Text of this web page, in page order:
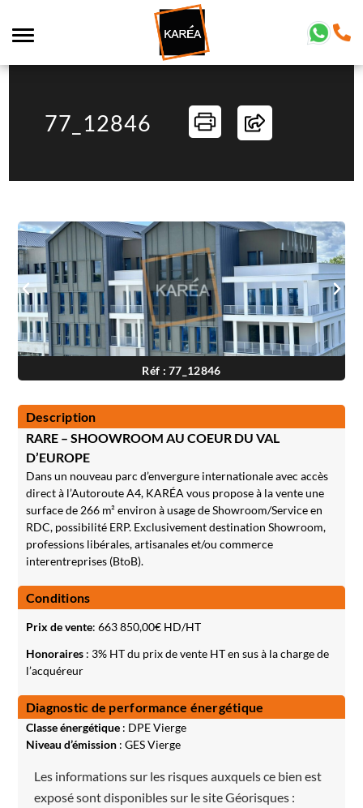
77_12846
Réf : 77_12846
Description
RARE – SHOOWROOM AU COEUR DU VAL
D’EUROPE
Dans un nouveau parc d’envergure internationale avec accès
direct à l’Autoroute A4, KARÉA vous propose à la vente une
surface de 266 m² environ à usage de Showroom/Service en
RDC, possibilité ERP. Exclusivement destination Showroom,
professions libérales, artisanales et/ou commerce
interentreprises (BtoB).
Conditions
Prix de vente: 663 850,00€ HD/HT
Honoraires: 3% HT du prix de vente HT en sus à la charge de
l’acquéreur
Diagnostic de performance énergétique
Classe énergétique: DPE Vierge
Niveau d’émission: GES Vierge
Les informations sur les risques auxquels ce bien est
exposé sont disponibles sur le site Géorisques :